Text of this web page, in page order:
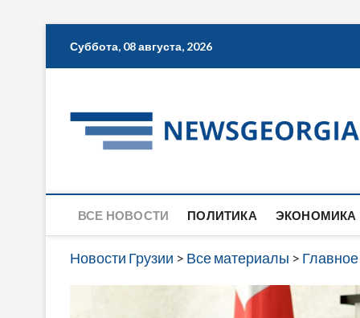
Суббота, 08 августа, 2026
ВСЕ НОВОСТИ ПОЛИТИКА ЭКОНОМИКА
Новости Грузии > Все материалы > Главное